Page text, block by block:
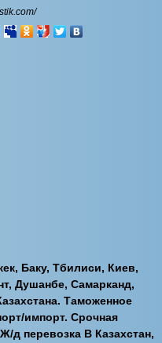
Баку, Тбилиси, Киев,
Душанбе, Самарканд,
Таможенное
импорт. Срочная
д перевозка В Казахстан,